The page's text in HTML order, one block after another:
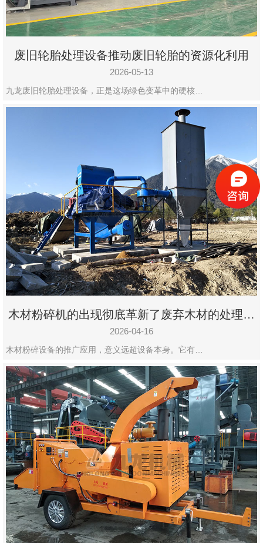
废旧轮胎处理设备推动废旧轮胎的资源化利用
2026-05-13
九龙废旧轮胎处理设备，正是这场绿色变革中的硬核…
木材粉碎机的出现彻底革新了废弃木材的处理模
式
2026-04-16
木材粉碎设备的推广应用，意义远超设备本身。它有…